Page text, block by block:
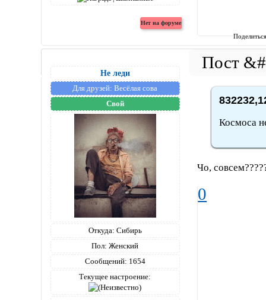
Не леди
Для друзей: Весёлая сова
Свой
Откуда: Сибирь
Пол: Женский
Сообщений: 1654
Текущее настроение:
Космоса
Чо,
0